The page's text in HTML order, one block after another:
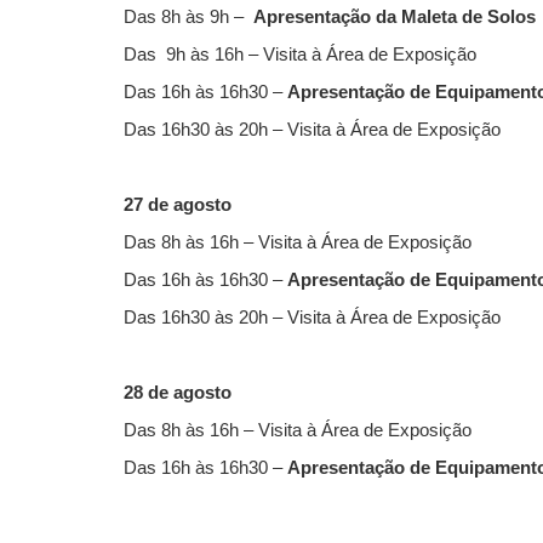
Das 8h às 9h – Apresentação da Maleta de Solos
Das 9h às 16h – Visita à Área de Exposição
Das 16h às 16h30 –Apresentação de
Das 16h30 às 20h – Visita à Área de Exposição
27 de agosto
Das 8h às 16h – Visita à Área de Exposição
Das 16h às 16h30 –Apresentação de
Das 16h30 às 20h – Visita à Área de Exposição
28 de agosto
Das 8h às 16h – Visita à Área de Exposição
Das 16h às 16h30 –Apresentação de